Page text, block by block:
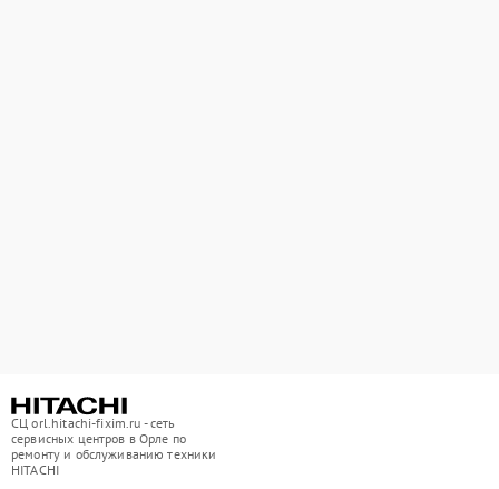
СЦ orl.hitachi-fixim.ru - сеть
сервисных центров в Орле по
ремонту и обслуживанию техники
HITACHI